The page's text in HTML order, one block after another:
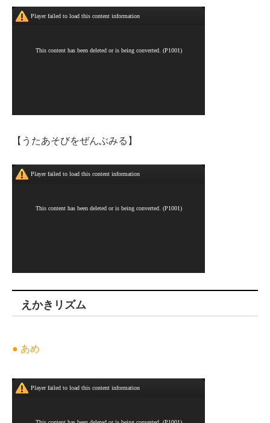
【うたあそびをぜんぶみる】
えかきリズム
● あめ